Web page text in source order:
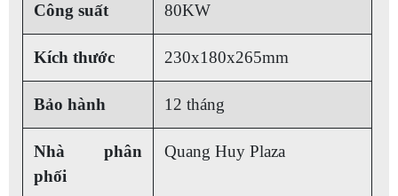
Công suất 80KW
Kích thước 230x180x265mm
Bảo hành 12 tháng
Nhà phân
phối
Quang Huy Plaza